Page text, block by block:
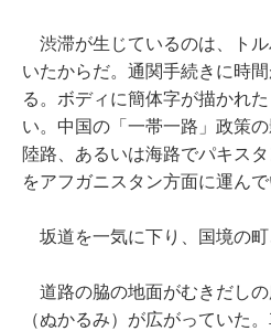
渋滞が生じているのは、ト
いたからだ。通関手続きに時
る。ボディに簡体字が描かれ
い。中国の「一帯一路」政策
陸路、あるいは海路でパキス
をアフガニスタン方面に運んで
坂道を一気に下り、国境の町
道路の脇の地面がむきだし
（ぬかるみ）が広がっていた